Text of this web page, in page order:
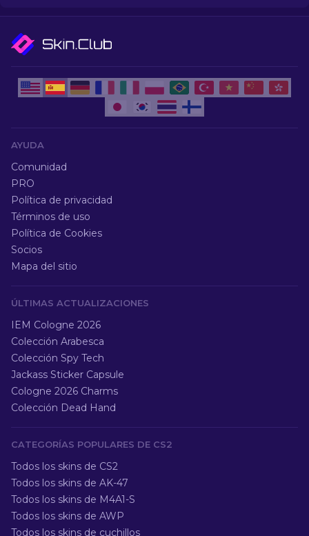
AYUDA
Comunidad
PRO
Política de privacidad
Términos de uso
Política de Cookies
Socios
Mapa del sitio
ÚLTIMAS ACTUALIZACIONES
IEM Cologne 2026
Colección Arabesca
Colección Spy Tech
Jackass Sticker Capsule
Cologne 2026 Charms
Colección Dead Hand
CATEGORÍAS POPULARES DE CS2
Todos los skins de CS2
Todos los skins de AK-47
Todos los skins de M4A1-S
Todos los skins de AWP
Todos los skins de cuchillos